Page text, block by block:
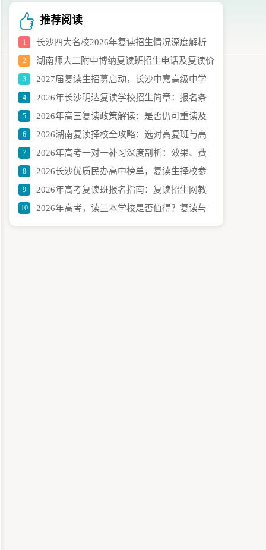
推荐阅读
1 长沙四大名校2026年复读招生情况深度解析
2
湖南师大二附中博纳复读班招生电话及复读价
值分析
3
2027届复读生招募启动，长沙中嘉高级中学
诚邀再战
4
2026年长沙明达复读学校招生简章：报名条
件、流程及费用全解析
5
2026年高三复读政策解读：是否仍可重读及
实操建议
6
2026湖南复读择校全攻略：选对高复班与高
效提分技巧
7
2026年高考一对一补习深度剖析：效果、费
用及避坑秘籍
8
2026长沙优质民办高中榜单，复读生择校参
考
9
2026年高考复读班报名指南：复读招生网教
你如何操作与留意关键点
10
2026年高考，读三本学校是否值得？复读与
三本的最优抉择指南